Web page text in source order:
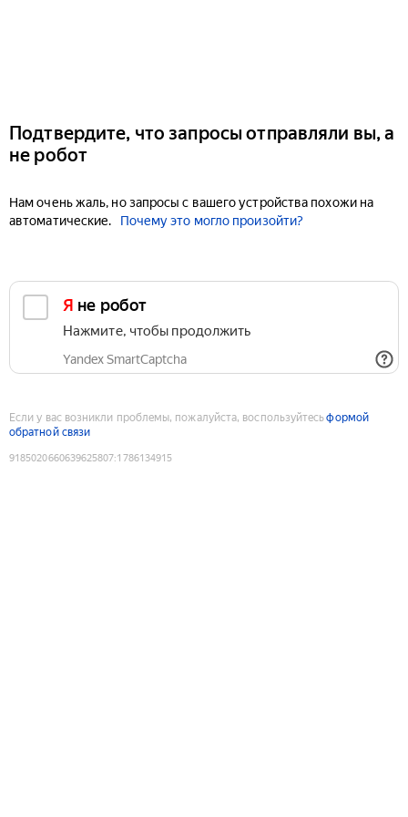
Подтвердите, что запросы отправляли вы, а
не робот
Нам очень жаль, но запросы с вашего устройства похожи на
автоматические.
Почему это могло произойти?
Я не робот
Нажмите, чтобы продолжить
Yandex SmartCaptcha
Если у вас возникли проблемы, пожалуйста, воспользуйтесьформой
обратной связи
9185020660639625807:1786134915